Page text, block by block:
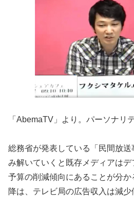
「AbemaTV」より。パーソナリ
総務省が発表している「民間放
み解いていくと既存メディアは
予算の削減傾向にあることが分
降は、テレビ局の広告収入は減少